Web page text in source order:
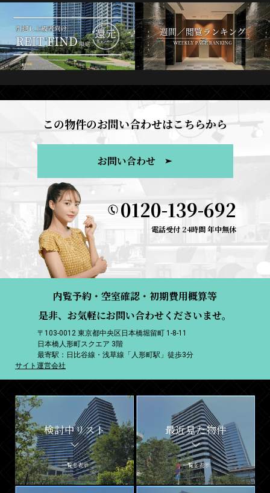
この物件のお問い合わせはこちらから
お問い合わせ
0120-139-692
電話受付 24時間 年中無休
内覧予約・空室確認・初期費用概算等
是非、お気軽にお問い合わせくださいませ。
〒103-0012 東京都中央区日本橋堀留町 1-8-11
日本橋人形町スクエア 3階
最寄駅：日比谷線・浅草線「人形町駅」徒歩3分
サイト運営会社
検討中リスト
一覧を表示
最近見た物件
一覧を表示